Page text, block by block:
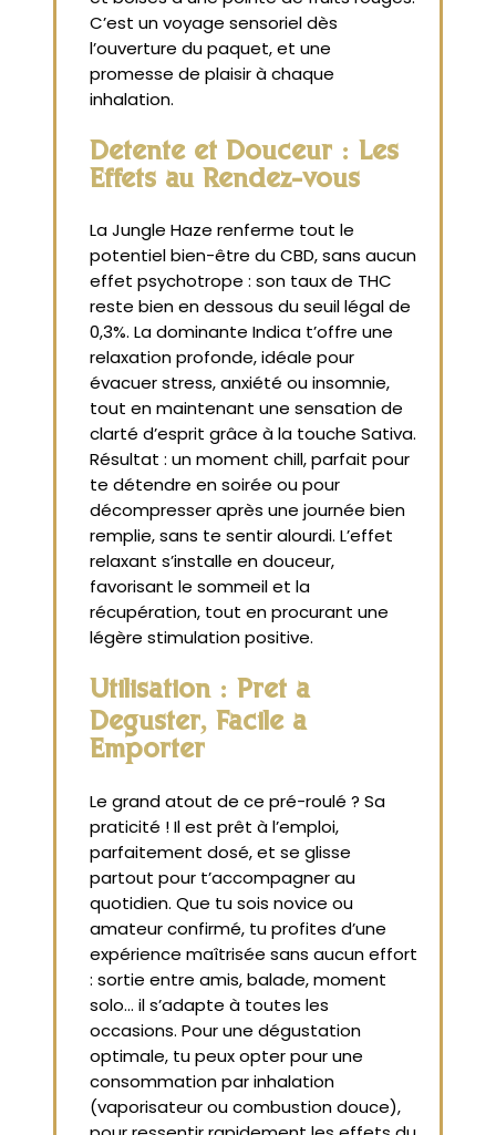
C’est un voyage sensoriel dès
l’ouverture du paquet, et une
promesse de plaisir à chaque
inhalation.
Détente et Douceur : Les
Effets au Rendez-vous
La Jungle Haze renferme tout le
potentiel bien-être du CBD, sans aucun
effet psychotrope : son taux de THC
reste bien en dessous du seuil légal de
0,3%. La dominante Indica t’offre une
relaxation profonde, idéale pour
évacuer stress, anxiété ou insomnie,
tout en maintenant une sensation de
clarté d’esprit grâce à la touche Sativa.
Résultat : un moment chill, parfait pour
te détendre en soirée ou pour
décompresser après une journée bien
remplie, sans te sentir alourdi. L’effet
relaxant s’installe en douceur,
favorisant le sommeil et la
récupération, tout en procurant une
légère stimulation positive.
Utilisation : Prêt à
Déguster, Facile à
Emporter
Le grand atout de ce pré-roulé ? Sa
praticité ! Il est prêt à l’emploi,
parfaitement dosé, et se glisse
partout pour t’accompagner au
quotidien. Que tu sois novice ou
amateur confirmé, tu profites d’une
expérience maîtrisée sans aucun effort
: sortie entre amis, balade, moment
solo... il s’adapte à toutes les
occasions. Pour une dégustation
optimale, tu peux opter pour une
consommation par inhalation
(vaporisateur ou combustion douce),